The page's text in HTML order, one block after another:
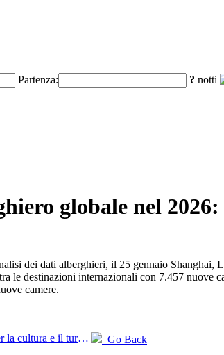
Partenza: ? notti
globale nel
dei dati alberghieri, il 25 gennaio
le destinazioni internazionali con 7.457
camere.
Prev:Ufficio municipale per la cultura e il turismo di Pechino: nel 2025, Pechino ha accolto 5,48 milioni di turisti in arrivo, con un aumento annuo del 39%. Go Back